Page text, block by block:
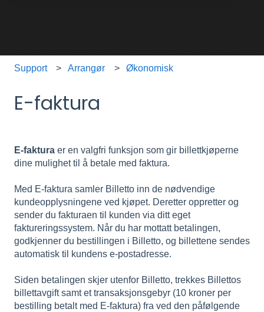
Support Arrangør Økonomisk
E-faktura
E-faktura er en valgfri funksjon som gir billettkjøperne
dine mulighet til å betale med faktura.
Med E-faktura samler Billetto inn de nødvendige
kundeopplysningene ved kjøpet. Deretter oppretter og
sender du fakturaen til kunden via ditt eget
faktureringssystem. Når du har mottatt betalingen,
godkjenner du bestillingen i Billetto, og billettene sendes
automatisk til kundens e-postadresse.
Siden betalingen skjer utenfor Billetto, trekkes Billettos
billettavgift samt et transaksjonsgebyr (10 kroner per
bestilling betalt med E-faktura) fra ved den påfølgende